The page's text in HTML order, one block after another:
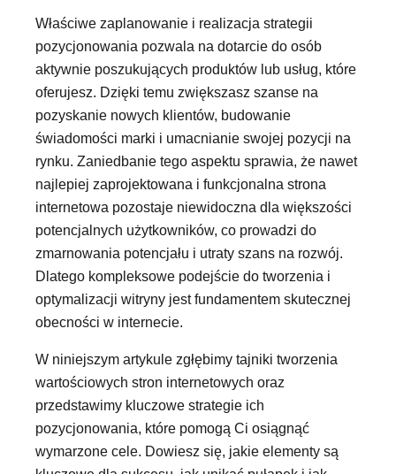
Właściwe zaplanowanie i realizacja strategii
pozycjonowania pozwala na dotarcie do osób
aktywnie poszukujących produktów lub usług, które
oferujesz. Dzięki temu zwiększasz szanse na
pozyskanie nowych klientów, budowanie
świadomości marki i umacnianie swojej pozycji na
rynku. Zaniedbanie tego aspektu sprawia, że nawet
najlepiej zaprojektowana i funkcjonalna strona
internetowa pozostaje niewidoczna dla większości
potencjalnych użytkowników, co prowadzi do
zmarnowania potencjału i utraty szans na rozwój.
Dlatego kompleksowe podejście do tworzenia i
optymalizacji witryny jest fundamentem skutecznej
obecności w internecie.
W niniejszym artykule zgłębimy tajniki tworzenia
wartościowych stron internetowych oraz
przedstawimy kluczowe strategie ich
pozycjonowania, które pomogą Ci osiągnąć
wymarzone cele. Dowiesz się, jakie elementy są